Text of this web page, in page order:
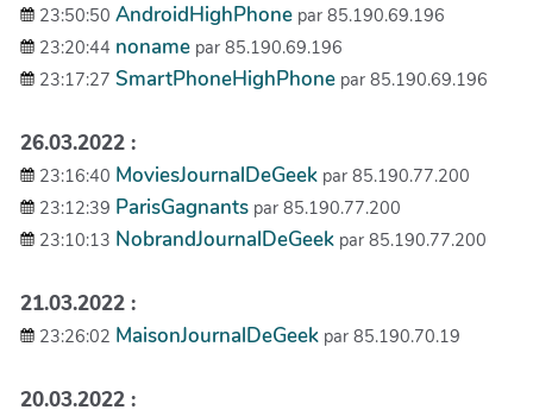
23:50:50 AndroidHighPhone par 85.190.69.196
23:20:44 noname par 85.190.69.196
23:17:27 SmartPhoneHighPhone par 85.190.69.196
26.03.2022 :
23:16:40 MoviesJournalDeGeek par 85.190.77.200
23:12:39 ParisGagnants par 85.190.77.200
23:10:13 NobrandJournalDeGeek par 85.190.77.200
21.03.2022 :
23:26:02 MaisonJournalDeGeek par 85.190.70.19
20.03.2022 :